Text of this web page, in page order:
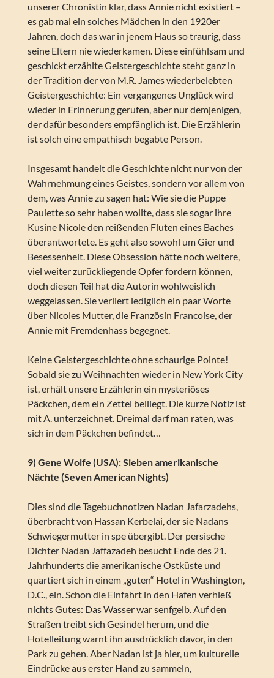
unserer Chronistin klar, dass Annie nicht existiert –
es gab mal ein solches Mädchen in den 1920er
Jahren, doch das war in jenem Haus so traurig, dass
seine Eltern nie wiederkamen. Diese einfühlsam und
geschickt erzählte Geistergeschichte steht ganz in
der Tradition der von M.R. James wiederbelebten
Geistergeschichte: Ein vergangenes Unglück wird
wieder in Erinnerung gerufen, aber nur demjenigen,
der dafür besonders empfänglich ist. Die Erzählerin
ist solch eine empathisch begabte Person.
Insgesamt handelt die Geschichte nicht nur von der
Wahrnehmung eines Geistes, sondern vor allem von
dem, was Annie zu sagen hat: Wie sie die Puppe
Paulette so sehr haben wollte, dass sie sogar ihre
Kusine Nicole den reißenden Fluten eines Baches
überantwortete. Es geht also sowohl um Gier und
Besessenheit. Diese Obsession hätte noch weitere,
viel weiter zurückliegende Opfer fordern können,
doch diesen Teil hat die Autorin wohlweislich
weggelassen. Sie verliert lediglich ein paar Worte
über Nicoles Mutter, die Französin Francoise, der
Annie mit Fremdenhass begegnet.
Keine Geistergeschichte ohne schaurige Pointe!
Sobald sie zu Weihnachten wieder in New York City
ist, erhält unsere Erzählerin ein mysteriöses
Päckchen, dem ein Zettel beiliegt. Die kurze Notiz ist
mit A. unterzeichnet. Dreimal darf man raten, was
sich in dem Päckchen befindet…
9) Gene Wolfe (USA): Sieben amerikanische
Nächte (Seven American Nights)
Dies sind die Tagebuchnotizen Nadan Jafarzadehs,
überbracht von Hassan Kerbelai, der sie Nadans
Schwiegermutter in spe übergibt. Der persische
Dichter Nadan Jaffazadeh besucht Ende des 21.
Jahrhunderts die amerikanische Ostküste und
quartiert sich in einem „guten“ Hotel in Washington,
D.C., ein. Schon die Einfahrt in den Hafen verhieß
nichts Gutes: Das Wasser war senfgelb. Auf den
Straßen treibt sich Gesindel herum, und die
Hotelleitung warnt ihn ausdrücklich davor, in den
Park zu gehen. Aber Nadan ist ja hier, um kulturelle
Eindrücke aus erster Hand zu sammeln,